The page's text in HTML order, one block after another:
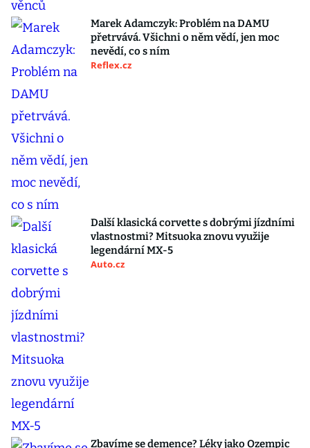
Marek Adamczyk: Problém na DAMU
přetrvává. Všichni o něm vědí, jen moc
nevědí, co s ním
Reflex.cz
Další klasická corvette s dobrými jízdními
vlastnostmi? Mitsuoka znovu využije
legendární MX-5
Auto.cz
Zbavíme se demence? Léky jako Ozempic